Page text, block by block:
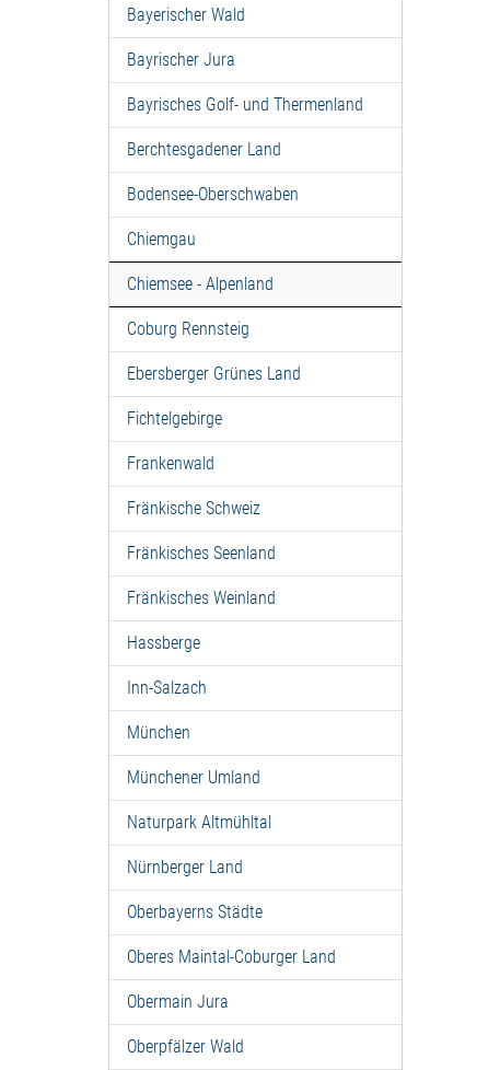
Bayerischer Wald
Bayrischer Jura
Bayrisches Golf- und Thermenland
Berchtesgadener Land
Bodensee-Oberschwaben
Chiemgau
Chiemsee - Alpenland
Coburg Rennsteig
Ebersberger Grünes Land
Fichtelgebirge
Frankenwald
Fränkische Schweiz
Fränkisches Seenland
Fränkisches Weinland
Hassberge
Inn-Salzach
München
Münchener Umland
Naturpark Altmühltal
Nürnberger Land
Oberbayerns Städte
Oberes Maintal-Coburger Land
Obermain Jura
Oberpfälzer Wald